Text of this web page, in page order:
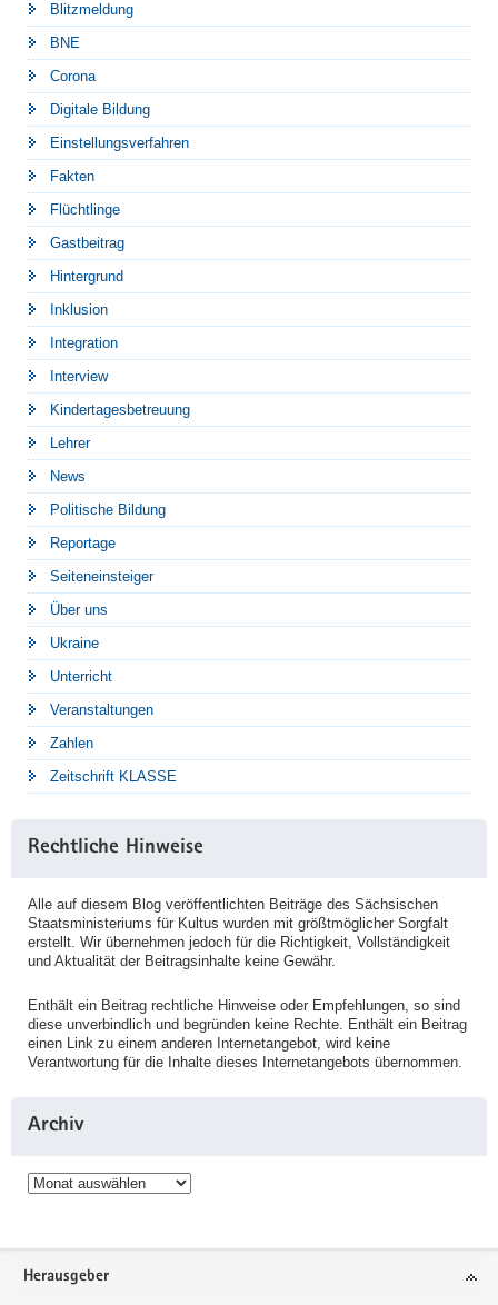
Blitzmeldung
BNE
Corona
Digitale Bildung
Einstellungsverfahren
Fakten
Flüchtlinge
Gastbeitrag
Hintergrund
Inklusion
Integration
Interview
Kindertagesbetreuung
Lehrer
News
Politische Bildung
Reportage
Seiteneinsteiger
Über uns
Ukraine
Unterricht
Veranstaltungen
Zahlen
Zeitschrift KLASSE
Rechtliche Hinweise
Alle auf diesem Blog veröffentlichten Beiträge des Sächsischen
Staatsministeriums für Kultus wurden mit größtmöglicher Sorgfalt
erstellt. Wir übernehmen jedoch für die Richtigkeit, Vollständigkeit
und Aktualität der Beitragsinhalte keine Gewähr.
Enthält ein Beitrag rechtliche Hinweise oder Empfehlungen, so sind
diese unverbindlich und begründen keine Rechte. Enthält ein Beitrag
einen Link zu einem anderen Internetangebot, wird keine
Verantwortung für die Inhalte dieses Internetangebots übernommen.
Archiv
Archiv
Service
Herausgeber